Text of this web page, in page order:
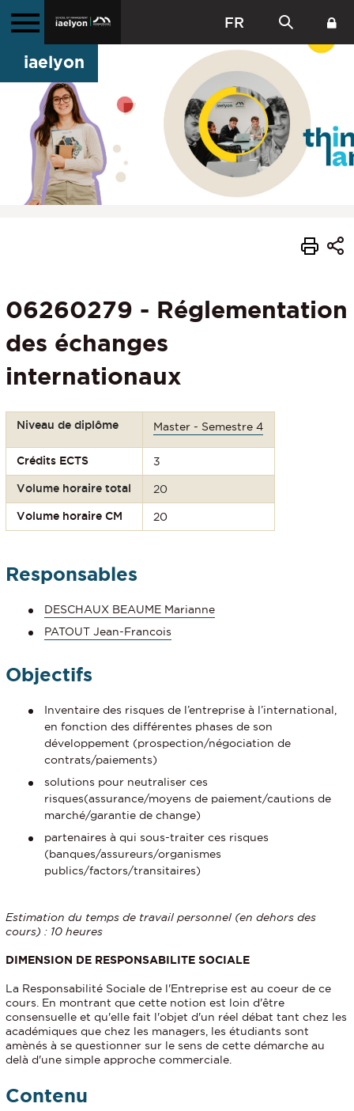
FR
iaelyon
06260279 - Réglementation
des échanges
internationaux
Niveau de diplôme Master - Semestre 4
Crédits ECTS 3
Volume horaire total 20
Volume horaire CM 20
Responsables
DESCHAUX BEAUME Marianne
PATOUT Jean-Francois
Objectifs
Inventaire des risques de l’entreprise à l’international,
en fonction des différentes phases de son
développement (prospection/négociation de
contrats/paiements)
solutions pour neutraliser ces
risques(assurance/moyens de paiement/cautions de
marché/garantie de change)
partenaires à qui sous-traiter ces risques
(banques/assureurs/organismes
publics/factors/transitaires)
Estimation du temps de travail personnel (en dehors des
cours) : 10 heures
DIMENSION DE RESPONSABILITE SOCIALE
La Responsabilité Sociale de l'Entreprise est au coeur de ce
cours. En montrant que cette notion est loin d'être
consensuelle et qu'elle fait l'objet d'un réel débat tant chez les
académiques que chez les managers, les étudiants sont
amènés à se questionner sur le sens de cette démarche au
delà d'une simple approche commerciale.
Contenu